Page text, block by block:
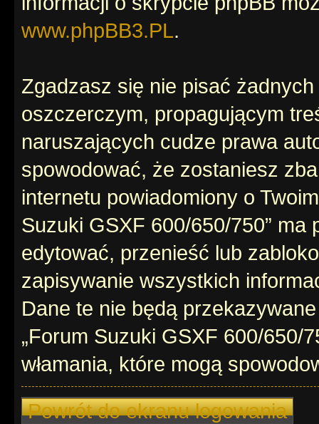
www.phpBB3.PL.
Zgadzasz się nie pisać
oszczerczym, propagującym
naruszających cudze prawa
spowodować, że zostaniesz
internetu powiadomiony o
Suzuki GSXF 600/650/750”
edytować, przenieść lub
zapisywanie wszystkich
Dane te nie będą
„Forum Suzuki GSXF 600/650/
włamania, które mogą
Powrót do ekranu logowania